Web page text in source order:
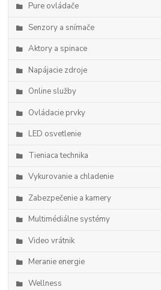
Pure ovládače
Senzory a snímače
Aktory a spinace
Napájacie zdroje
Online služby
Ovládacie prvky
LED osvetlenie
Tieniaca technika
Vykurovanie a chladenie
Zabezpečenie a kamery
Multimédiálne systémy
Video vrátnik
Meranie energie
Wellness